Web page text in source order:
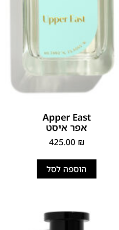
Apper East
אפר איסט
425.00 ₪
הוספה לסל